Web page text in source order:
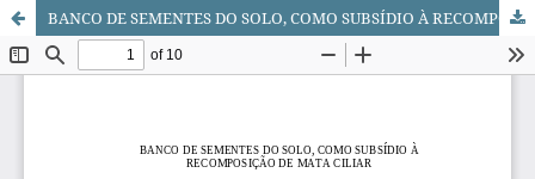
BANCO DE SEMENTES DO SOLO, COMO SUBSÍDIO À RECOMPOSIÇÃO DE MATA CILIAR